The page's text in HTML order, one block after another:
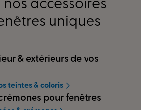
accessoires
uniques
& extérieurs de vos
teintes & coloris
pour fenêtres